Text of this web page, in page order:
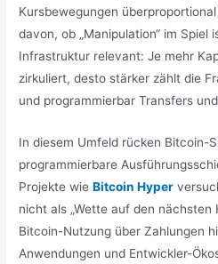
Kursbewegungen
davon, ob „Manipulation“ im Spiel
Infrastruktur relevant: Je mehr
zirkuliert, desto stärker zählt die
und programmierbar Transfers
In diesem Umfeld rücken Bitcoin-
programmierbare
Projekte wieBitcoin Hyper
nicht als „Wette auf den nächsten
Bitcoin-Nutzung über Zahlungen
Anwendungen und Entwickler-